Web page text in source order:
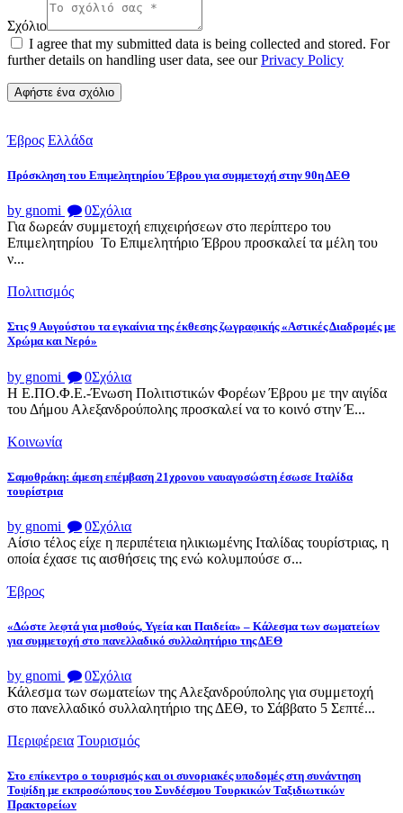
Σχόλιο
I agree that my submitted data is being collected and stored. For
further details on handling user data, see ourPrivacy Policy
Έβρος Ελλάδα
Πρόσκληση του Επιμελητηρίου Έβρου για συμμετοχή στην 90η ΔΕΘ
by gnomi 0Σχόλια
Για δωρεάν συμμετοχή επιχειρήσεων στο περίπτερο του
Επιμελητηρίου Το Επιμελητήριο Έβρου προσκαλεί τα μέλη του
ν...
Πολιτισμός
Στις 9 Αυγούστου τα εγκαίνια της έκθεσης ζωγραφικής «Αστικές Διαδρομές με
Χρώμα και Νερό»
by gnomi 0Σχόλια
Η Ε.ΠΟ.Φ.Ε.-Ένωση Πολιτιστικών Φορέων Έβρου με την αιγίδα
του Δήμου Αλεξανδρούπολης προσκαλεί να το κοινό στην Έ...
Κοινωνία
Σαμοθράκη: άμεση επέμβαση 21χρονου ναυαγοσώστη έσωσε Ιταλίδα
τουρίστρια
by gnomi 0Σχόλια
Αίσιο τέλος είχε η περιπέτεια ηλικιωμένης Ιταλίδας τουρίστριας, η
οποία έχασε τις αισθήσεις της ενώ κολυμπούσε σ...
Έβρος
«Δώστε λεφτά για μισθούς, Υγεία και Παιδεία» – Κάλεσμα των σωματείων
για συμμετοχή στο πανελλαδικό συλλαλητήριο της ΔΕΘ
by gnomi 0Σχόλια
Κάλεσμα των σωματείων της Αλεξανδρούπολης για συμμετοχή
στο πανελλαδικό συλλαλητήριο της ΔΕΘ, το Σάββατο 5 Σεπτέ...
Περιφέρεια Τουρισμός
Στο επίκεντρο ο τουρισμός και οι συνοριακές υποδομές στη συνάντηση
Τοψίδη με εκπροσώπους του Συνδέσμου Τουρκικών Ταξιδιωτικών
Πρακτορείων